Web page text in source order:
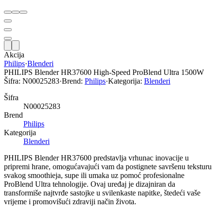
Akcija
Philips·Blenderi
PHILIPS Blender HR37600 High-Speed ProBlend Ultra 1500W
Šifra: N00025283·Brend: Philips·Kategorija: Blenderi
Šifra
N00025283
Brend
Philips
Kategorija
Blenderi
PHILIPS Blender HR37600 predstavlja vrhunac inovacije u
pripremi hrane, omogućavajući vam da postignete savršenu teksturu
svakog smoothieja, supe ili umaka uz pomoć profesionalne
ProBlend Ultra tehnologije. Ovaj uređaj je dizajniran da
transformiše najtvrđe sastojke u svilenkaste napitke, štedeći vaše
vrijeme i promovišući zdraviji način života.